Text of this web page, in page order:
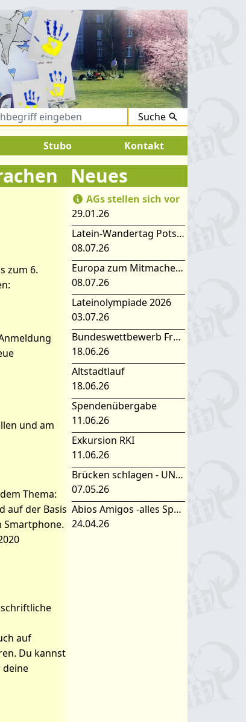
Suche
SOMMERFERIEN !
Stubo Kontakt
zum 6.
und am
Thema:
auf der Basis
Smartphone.
auf
Du kannst
Neues
AGs stellen sich vor
29.01.26
Latein-Wandertag Potsdam
08.07.26
Europa zum Mitmachen – SIMEP 2026 in Stubice
08.07.26
Lateinolympiade 2026
03.07.26
Bundeswettbewerb Fremdsprachen
18.06.26
Altstadtlauf
18.06.26
Spendenübergabe
11.06.26
Exkursion RKI
11.06.26
Brücken schlagen - UNESCO Projekttag 2026
07.05.26
Abios Amigos -alles Spanisch oder was
24.04.26